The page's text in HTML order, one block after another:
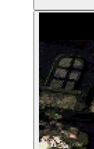
00:31:15
00:33:32
00:35:02